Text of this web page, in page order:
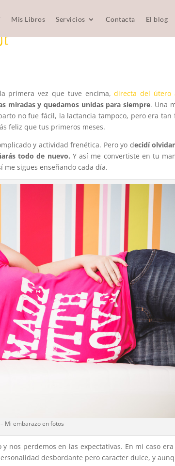
Mis Libros Servicios Contacta El blog
primera vez que tuve encima,directa del útero
miradas y quedamos unidas para siempre. Una
no fue fácil, la lactancia tampoco, pero era tan
feliz que tus primeros meses.
y actividad frenética. Pero yo decidí
todo de nuevo. Y así me convertiste en tu
me sigues enseñando cada día.
Mi embarazo en fotos
nos perdemos en las expectativas. En mi caso
desbordante pero caracter dulce, y